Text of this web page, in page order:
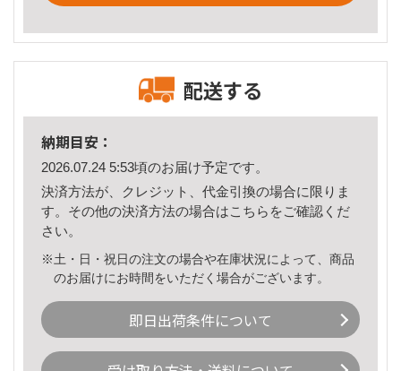
配送する
納期目安：
2026.07.24 5:53頃のお届け予定です。
決済方法が、クレジット、代金引換の場合に限りま
す。その他の決済方法の場合はこちら をご確認くだ
さい。
※土・日・祝日の注文の場合や在庫状況によって、商品
のお届けにお時間をいただく場合がございます。
即日出荷条件について